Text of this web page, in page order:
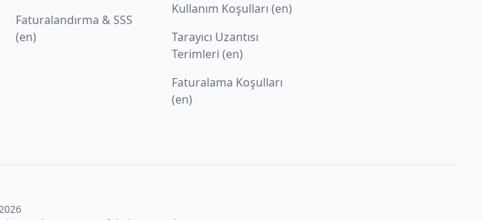
Faturalandırma & SSS
(en)
Kullanım Koşulları (en)
Tarayıcı Uzantısı
Terimleri (en)
Faturalama Koşulları
(en)